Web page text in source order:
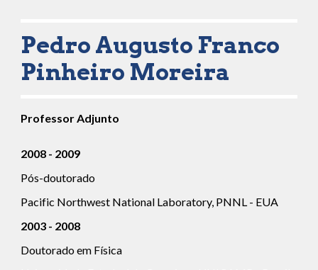
Pedro Augusto Franco
Pinheiro Moreira
Professor Adjunto
2008 - 2009
Pós-doutorado
Pacific Northwest National Laboratory, PNNL - EUA
2003 - 2008
Doutorado em Física